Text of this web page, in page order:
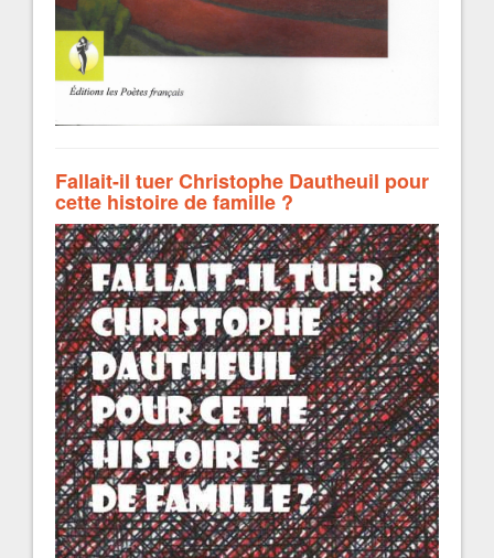
Fallait-il tuer Christophe Dautheuil pour
cette histoire de famille ?